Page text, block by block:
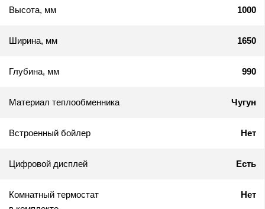
Высота, мм 1000
Ширина, мм 1650
Глубина, мм 990
Материал теплообменника Чугун
Встроенный бойлер Нет
Цифровой дисплей Есть
Комнатный термостат
Нет